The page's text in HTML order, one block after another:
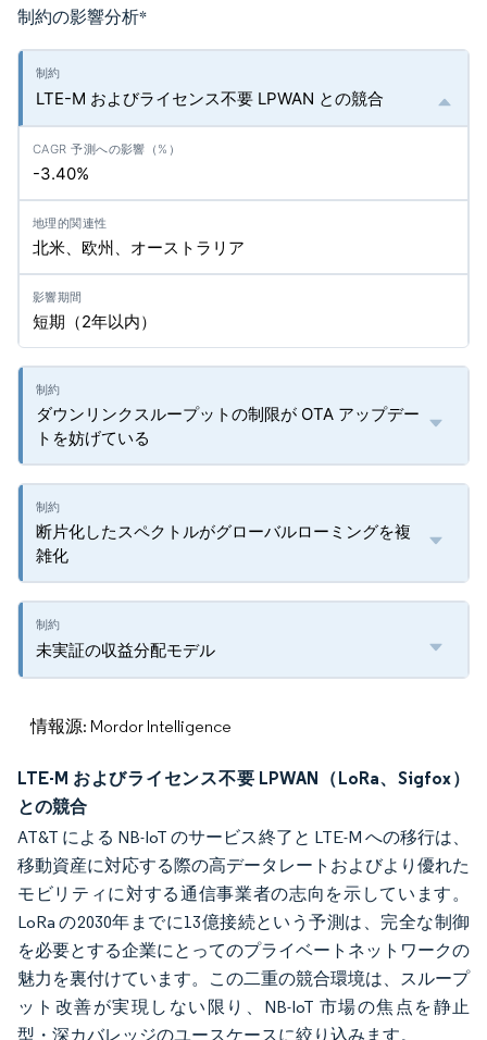
制約の影響分析*
LTE-M およびライセンス不要 LPWAN との競合
-3.40%
北米、欧州、オーストラリア
短期（2年以内）
ダウンリンクスループットの制限が OTA アップデー
トを妨げている
断片化したスペクトルがグローバルローミングを複
雑化
未実証の収益分配モデル
情報源: Mordor Intelligence
LTE-M およびライセンス不要 LPWAN（LoRa、Sigfox）
との競合
AT&T による NB-IoT のサービス終了と LTE-M への移行は、
移動資産に対応する際の高データレートおよびより優れた
モビリティに対する通信事業者の志向を示しています。
LoRa の2030年までに13億接続という予測は、完全な制御
を必要とする企業にとってのプライベートネットワークの
魅力を裏付けています。この二重の競合環境は、スループ
ット改善が実現しない限り、NB-IoT 市場の焦点を静止
型・深カバレッジのユースケースに絞り込みます。